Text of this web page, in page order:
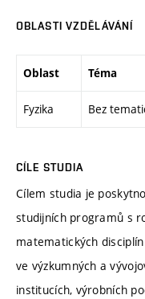
OBLASTI VZDĚLÁVÁNÍ
Oblast Téma
Fyzika Bez
CÍLE STUDIA
Cílem studia je
studijních programů s
matematických
ve výzkumných a
institucích, výrobních